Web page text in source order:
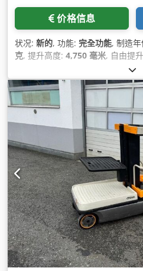
价格信息
状况: 新的, 功能: 完全功能, 制造年
克, 提升高度: 4,750 毫米, 自由提
, 建筑高
毫米, 空载重量:1,700 千克, 总长
Elektro, 施工宽度:800 毫米,